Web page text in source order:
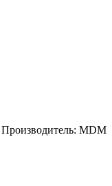
Производитель: MDM